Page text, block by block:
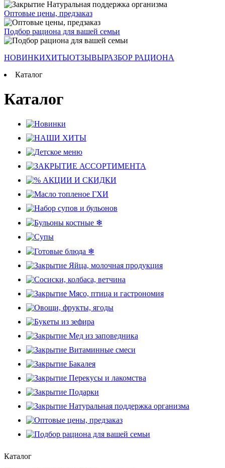
Оптовые цены, предзаказ
Подбор рациона для вашей семьи
НОВИНКИХИТЫОТЗЫВЫРАЗБОР РАЦИОНА
Каталог
Каталог
Каталог